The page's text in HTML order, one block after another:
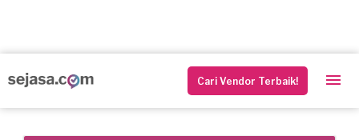
Cari Vendor Terbaik!